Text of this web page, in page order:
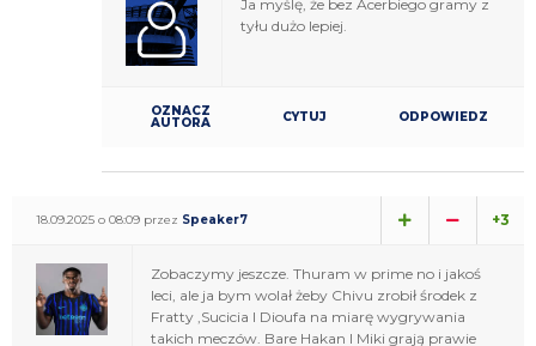
Ja myślę, że bez Acerbiego gramy z
tyłu dużo lepiej.
OZNACZ
AUTORA CYTUJ ODPOWIEDZ
18.09.2025 o 08:09 przez Speaker7 +3
Zobaczymy jeszcze. Thuram w prime no i jakoś
leci, ale ja bym wolał żeby Chivu zrobił środek z
Fratty ,Sucicia I Dioufa na miarę wygrywania
takich meczów. Bare Hakan I Miki grają prawie